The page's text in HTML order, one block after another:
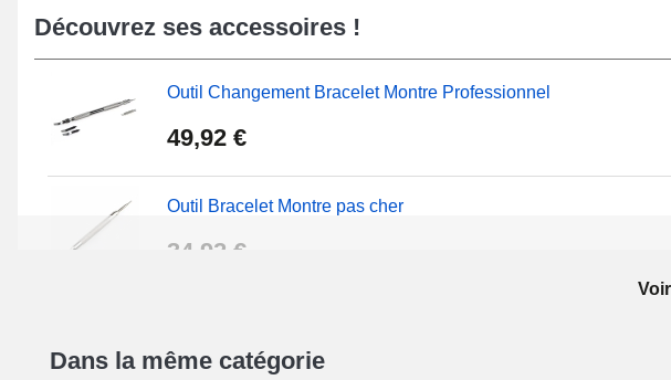
Découvrez ses accessoires !
Outil Changement Bracelet Montre Professionnel
49,92 €
Outil Bracelet Montre pas cher
34,92 €
16,90 €
Dans la même catégorie